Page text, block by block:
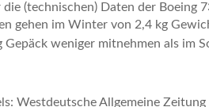
die (technischen) Daten der Boeing
gehen im Winter von 2,4 kg
Gepäck weniger mitnehmen als im
Westdeutsche Allgemeine